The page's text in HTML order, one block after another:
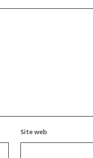
Site web